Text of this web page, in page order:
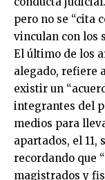
pero no se “cita
vinculan con los
El último de los
alegado, refiere
existir un
integrantes del
medios para
apartados, el 11,
recordando que
magistrados y